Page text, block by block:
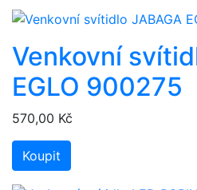
Venkovní
EGLO 900275
570,00 Kč
Koupit